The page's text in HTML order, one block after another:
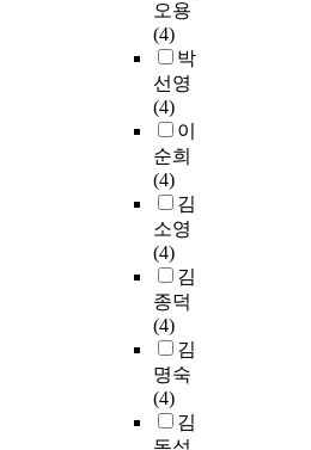
오용
(4)
박
선영
(4)
이
순희
(4)
김
소영
(4)
김
종덕
(4)
김
명숙
(4)
김